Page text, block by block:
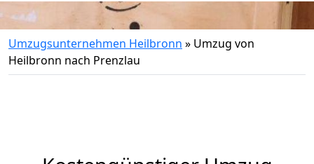
Umzugsunternehmen Heilbronn » Umzug von
Heilbronn nach Prenzlau